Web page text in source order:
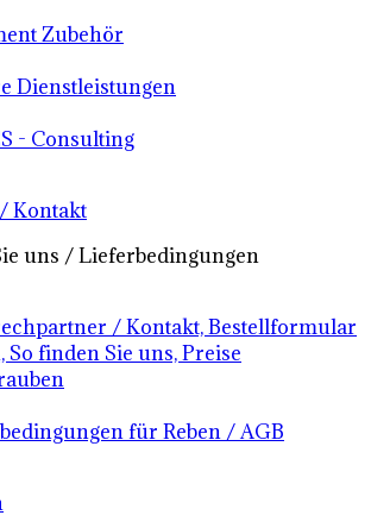
Zubehör
Dienstleistungen
- Consulting
Kontakt
uns / Lieferbedingungen
/ Kontakt, Bestellformular
So finden Sie uns, Preise
für Reben / AGB